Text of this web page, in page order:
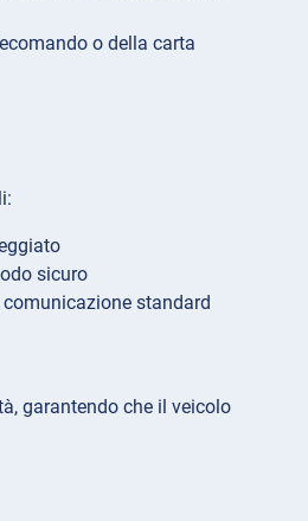
o della carta
sicuro
standard
garantendo che il veicolo